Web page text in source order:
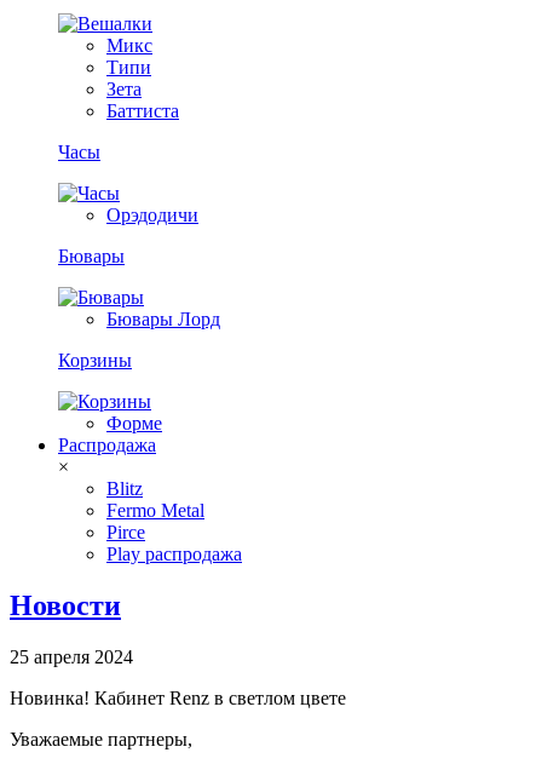
Микс
Типи
Зета
Баттиста
Часы
Орэдодичи
Бювары
Бювары Лорд
Корзины
Форме
Распродажа
×
Blitz
Fermo Metal
Pirce
Play распродажа
Новости
25 апреля 2024
Новинка! Кабинет Renz в светлом цвете
Уважаемые партнеры,